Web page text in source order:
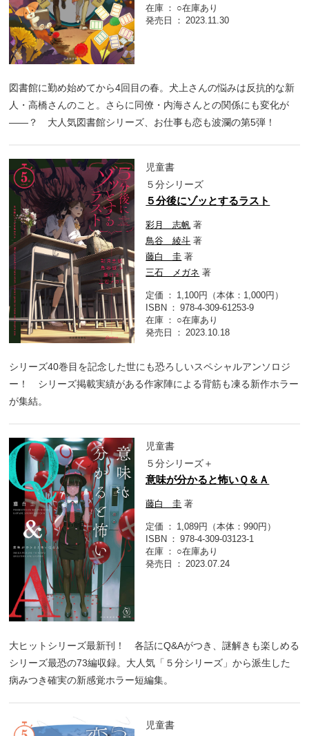
在庫
○在庫あり
発売日
2023.11.30
図書館に勤め始めてから4回目の春。犬上さんの悩みは反抗的な新
人・高橋さんのこと。さらに同僚・内海さんとの関係にも変化が
――？ 大人気図書館シリーズ、お仕事も恋も波瀾の第5弾！
児童書
５分シリーズ
５分後にゾッとするラスト
彩月 志帆 著
鳥谷 綾斗 著
藤白 圭 著
三石 メガネ 著
定価
1,100円（本体：1,000円）
ISBN
978-4-309-61253-9
在庫
○在庫あり
発売日
2023.10.18
シリーズ40巻目を記念した世にも恐ろしいスペシャルアンソロジ
ー！ シリーズ掲載実績がある作家陣による背筋も凍る新作ホラー
が集結。
児童書
５分シリーズ＋
意味が分かると怖いＱ＆Ａ
藤白 圭 著
定価
1,089円（本体：990円）
ISBN
978-4-309-03123-1
在庫
○在庫あり
発売日
2023.07.24
大ヒットシリーズ最新刊！ 各話にQ&Aがつき、謎解きも楽しめる
シリーズ最恐の73編収録。大人気「５分シリーズ」から派生した
病みつき確実の新感覚ホラー短編集。
児童書